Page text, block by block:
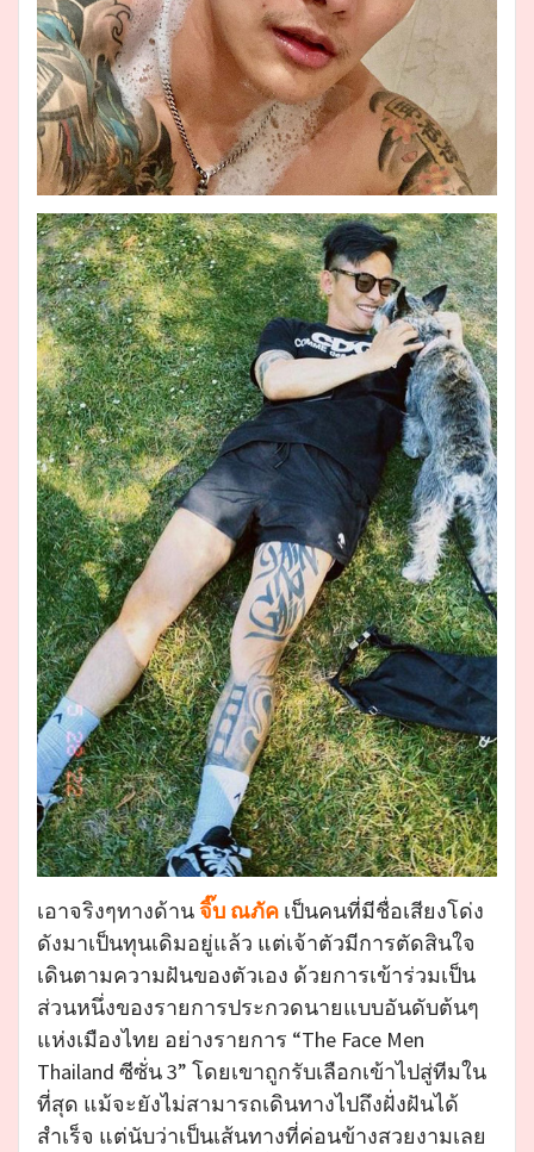
เอาจริงๆทางด้านจิ๊บ ณภัค เป็นคนที่มีชื่อเสียงโด่ง
ดังมาเป็นทุนเดิมอยู่แล้ว แต่เจ้าตัวมีการตัดสินใจ
เดินตามความฝันของตัวเอง ด้วยการเข้าร่วมเป็น
ส่วนหนึ่งของรายการประกวดนายแบบอันดับต้นๆ
แห่งเมืองไทย อย่างรายการ “The Face Men
Thailand ซีซั่น 3” โดยเขาถูกรับเลือกเข้าไปสู่ทีมใน
ที่สุด แม้จะยังไม่สามารถเดินทางไปถึงฝั่งฝันได้
สำเร็จ แต่นับว่าเป็นเส้นทางที่ค่อนข้างสวยงามเลย